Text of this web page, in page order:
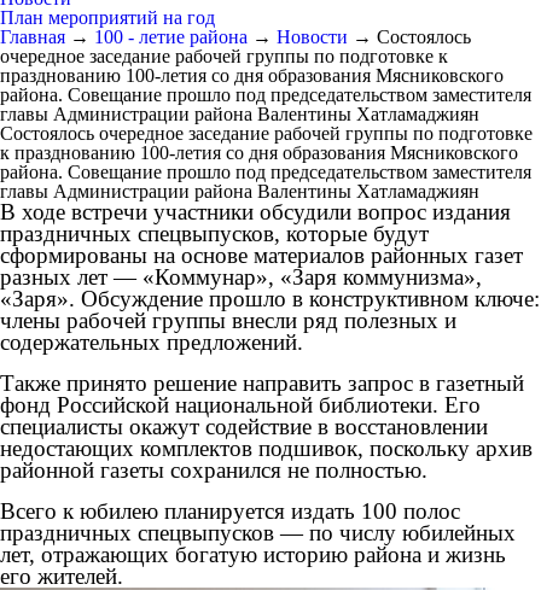
План мероприятий на год
Главная → 100 - летие района → Новости → Состоялось
очередное заседание рабочей группы по подготовке к
празднованию 100-летия со дня образования Мясниковского
района. Совещание прошло под председательством заместителя
главы Администрации района Валентины Хатламаджиян
Состоялось очередное заседание рабочей группы по подготовке
к празднованию 100-летия со дня образования Мясниковского
района. Совещание прошло под председательством заместителя
главы Администрации района Валентины Хатламаджиян
В ходе встречи участники обсудили вопрос издания
праздничных спецвыпусков, которые будут
сформированы на основе материалов районных газет
разных лет — «Коммунар», «Заря коммунизма»,
«Заря». Обсуждение прошло в конструктивном ключе:
члены рабочей группы внесли ряд полезных и
содержательных предложений.
Также принято решение направить запрос в газетный
фонд Российской национальной библиотеки. Его
специалисты окажут содействие в восстановлении
недостающих комплектов подшивок, поскольку архив
районной газеты сохранился не полностью.
Всего к юбилею планируется издать 100 полос
праздничных спецвыпусков — по числу юбилейных
лет, отражающих богатую историю района и жизнь
его жителей.